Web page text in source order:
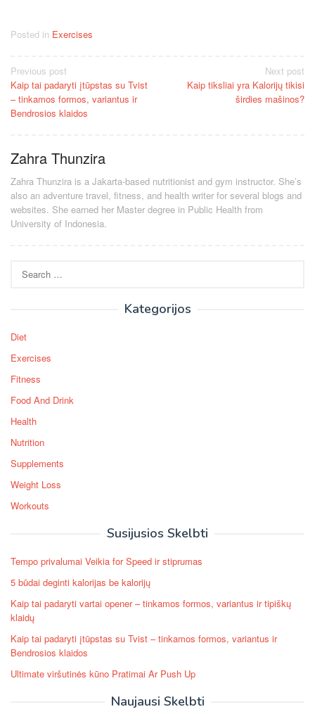
Posted in Exercises
Post
navigation
Previous post
Kaip tai padaryti įtūpstas su Tvist
– tinkamos formos, variantus ir
Bendrosios klaidos
Next post
Kaip tiksliai yra Kalorijų tikisi
širdies mašinos?
Zahra Thunzira
Zahra Thunzira is a Jakarta-based nutritionist and gym instructor. She’s
also an adventure travel, fitness, and health writer for several blogs and
websites. She earned her Master degree in Public Health from
University of Indonesia.
for:
Kategorijos
Diet
Exercises
Fitness
Food And Drink
Health
Nutrition
Supplements
Weight Loss
Workouts
Susijusios Skelbti
Tempo privalumai Veikia for Speed ​​ir stiprumas
5 būdai deginti kalorijas be kalorijų
Kaip tai padaryti vartai opener – tinkamos formos, variantus ir tipiškų
klaidų
Kaip tai padaryti įtūpstas su Tvist – tinkamos formos, variantus ir
Bendrosios klaidos
Ultimate viršutinės kūno Pratimai Ar Push Up
Naujausi Skelbti